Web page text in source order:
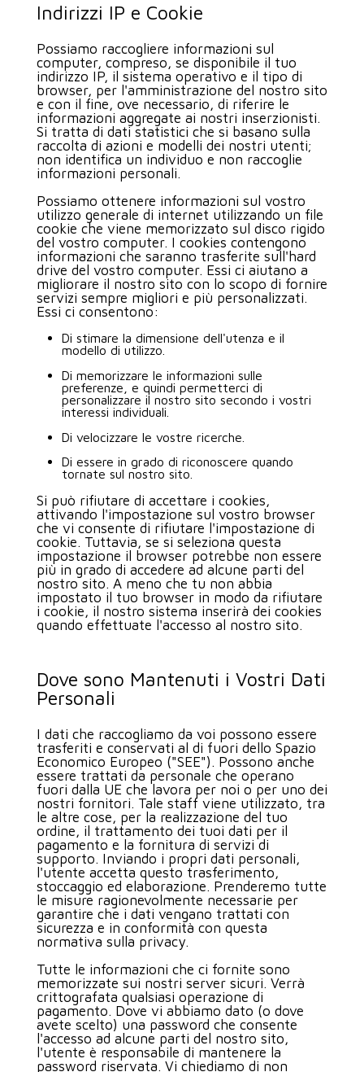
Indirizzi IP e Cookie
Possiamo raccogliere informazioni sul
computer, compreso, se disponibile il tuo
indirizzo IP, il sistema operativo e il tipo di
browser, per l'amministrazione del nostro sito
e con il fine, ove necessario, di riferire le
informazioni aggregate ai nostri inserzionisti.
Si tratta di dati statistici che si basano sulla
raccolta di azioni e modelli dei nostri utenti;
non identifica un individuo e non raccoglie
informazioni personali.
Possiamo ottenere informazioni sul vostro
utilizzo generale di internet utilizzando un file
cookie che viene memorizzato sul disco rigido
del vostro computer. I cookies contengono
informazioni che saranno trasferite sull'hard
drive del vostro computer. Essi ci aiutano a
migliorare il nostro sito con lo scopo di fornire
servizi sempre migliori e più personalizzati.
Essi ci consentono:
Di stimare la dimensione dell'utenza e il
modello di utilizzo.
Di memorizzare le informazioni sulle
preferenze, e quindi permetterci di
personalizzare il nostro sito secondo i vostri
interessi individuali.
Di velocizzare le vostre ricerche.
Di essere in grado di riconoscere quando
tornate sul nostro sito.
Si può rifiutare di accettare i cookies,
attivando l'impostazione sul vostro browser
che vi consente di rifiutare l'impostazione di
cookie. Tuttavia, se si seleziona questa
impostazione il browser potrebbe non essere
più in grado di accedere ad alcune parti del
nostro sito. A meno che tu non abbia
impostato il tuo browser in modo da rifiutare
i cookie, il nostro sistema inserirà dei cookies
quando effettuate l'accesso al nostro sito.
Dove sono Mantenuti i Vostri Dati
Personali
I dati che raccogliamo da voi possono essere
trasferiti e conservati al di fuori dello Spazio
Economico Europeo ("SEE"). Possono anche
essere trattati da personale che operano
fuori dalla UE che lavora per noi o per uno dei
nostri fornitori. Tale staff viene utilizzato, tra
le altre cose, per la realizzazione del tuo
ordine, il trattamento dei tuoi dati per il
pagamento e la fornitura di servizi di
supporto. Inviando i propri dati personali,
l'utente accetta questo trasferimento,
stoccaggio ed elaborazione. Prenderemo tutte
le misure ragionevolmente necessarie per
garantire che i dati vengano trattati con
sicurezza e in conformità con questa
normativa sulla privacy.
Tutte le informazioni che ci fornite sono
memorizzate sui nostri server sicuri. Verrà
crittografata qualsiasi operazione di
pagamento. Dove vi abbiamo dato (o dove
avete scelto) una password che consente
l'accesso ad alcune parti del nostro sito,
l'utente è responsabile di mantenere la
password riservata. Vi chiediamo di non